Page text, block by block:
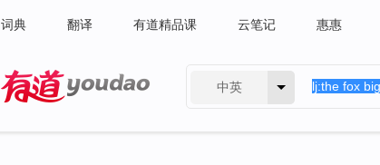
词典 翻译 有道精品课 云笔记 惠惠
中英